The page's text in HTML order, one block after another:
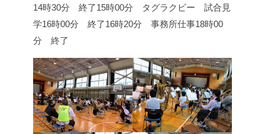
14時30分 終了15時00分 タグラクビー 試合見
学16時00分 終了16時20分 事務所仕事18時00
分 終了